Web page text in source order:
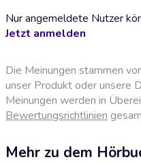
Nur angemeldete Nutzer
Jetzt anmelden
Die Meinungen stammen
unser Produkt oder unsere
Meinungen werden in
Bewertungsrichtlinien
Mehr zu dem